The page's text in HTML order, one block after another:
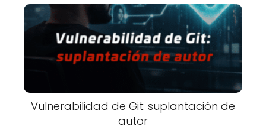
Vulnerabilidad de Git: suplantación de
autor